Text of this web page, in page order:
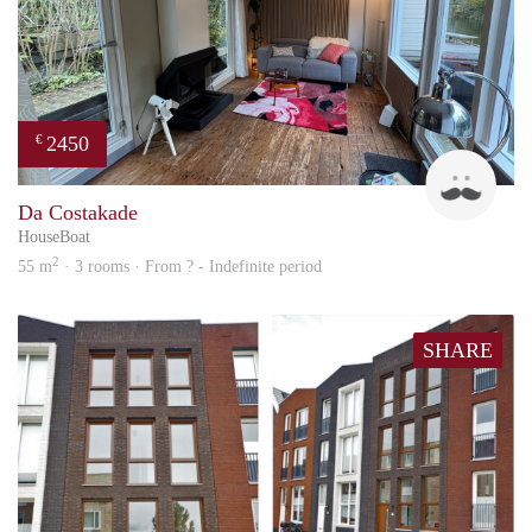
€ 2450
Da Costakade
HouseBoat
55 m2 · 3 rooms · From ? - Indefinite period
SHARE